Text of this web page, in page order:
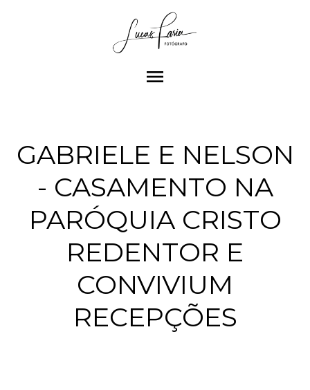
menu
GABRIELE E NELSON
- CASAMENTO NA
PARÓQUIA CRISTO
REDENTOR E
CONVIVIUM
RECEPÇÕES